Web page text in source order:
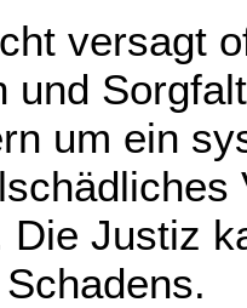
versagt
und
um ein
Die Justiz